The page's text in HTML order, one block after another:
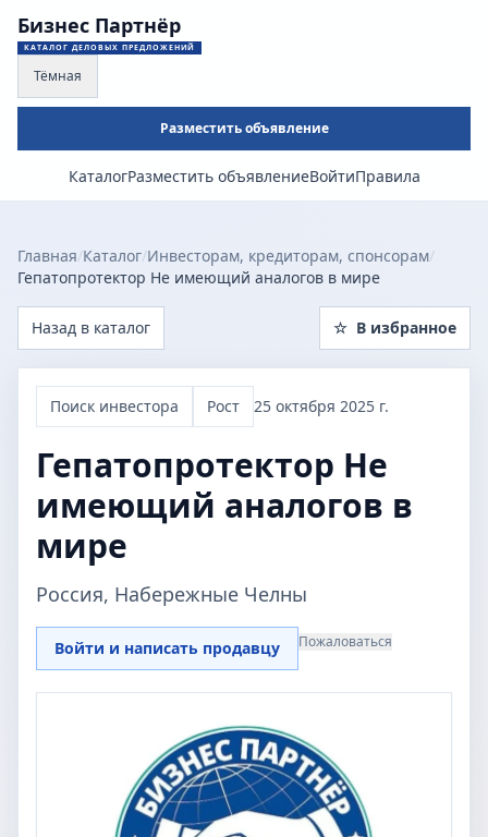
Бизнес Партнёр
КАТАЛОГ ДЕЛОВЫХ ПРЕДЛОЖЕНИЙ
Тёмная
Разместить объявление
КаталогРазместить объявлениеВойтиПравила
Главная/Каталог/Инвесторам, кредиторам, спонсорам/
Гепатопротектор Не имеющий аналогов в мире
Назад в каталог ☆ В избранное
Поиск инвестора Рост 25 октября 2025 г.
Гепатопротектор Не
имеющий аналогов в
мире
Россия, Набережные Челны
Войти и написать продавцу Пожаловаться